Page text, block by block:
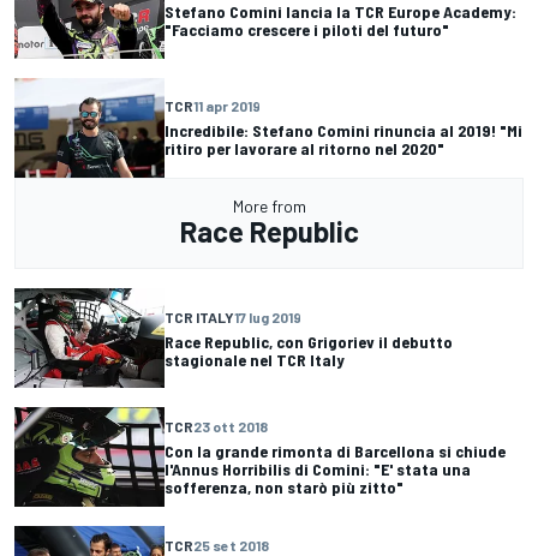
Stefano Comini lancia la TCR Europe Academy:
"Facciamo crescere i piloti del futuro"
TCR11 apr 2019
Incredibile: Stefano Comini rinuncia al 2019! "Mi
ritiro per lavorare al ritorno nel 2020"
More from
Race Republic
TCR ITALY17 lug 2019
Race Republic, con Grigoriev il debutto
stagionale nel TCR Italy
TCR23 ott 2018
Con la grande rimonta di Barcellona si chiude
l'Annus Horribilis di Comini: "E' stata una
sofferenza, non starò più zitto"
TCR25 set 2018